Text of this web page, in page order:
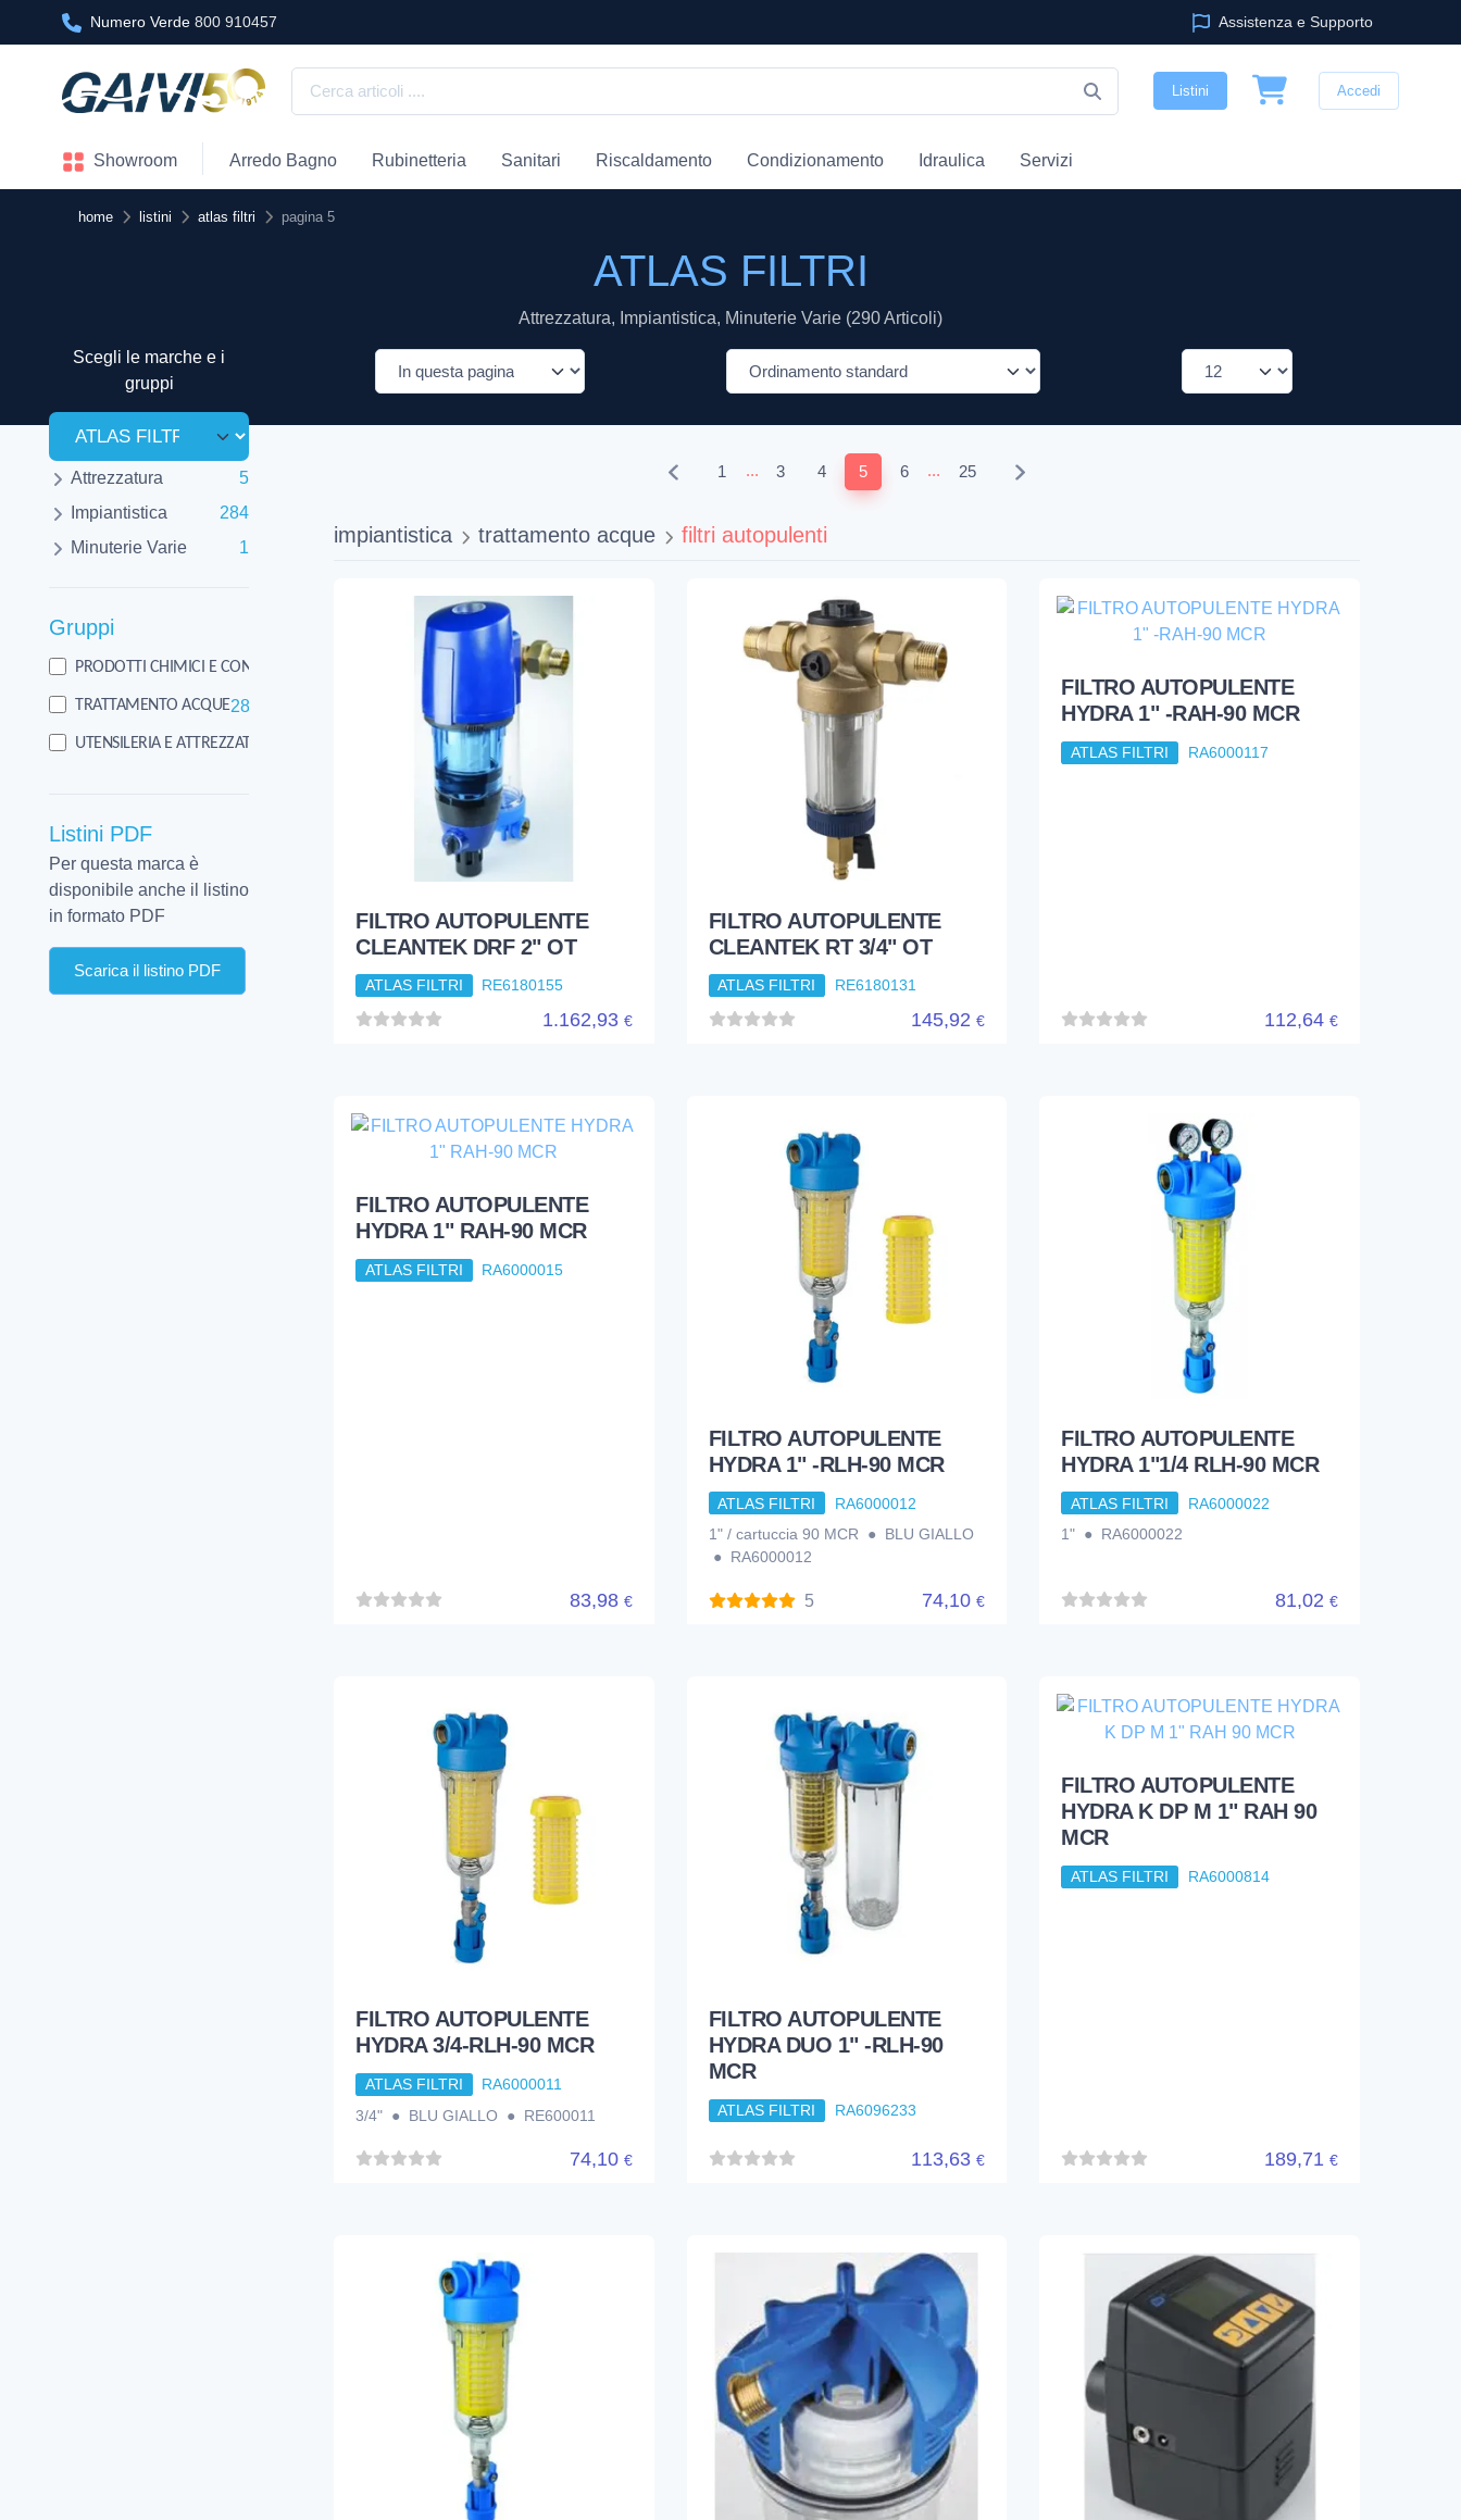
Numero Verde 800 910457 Assistenza e Supporto
Listini Accedi
Showroom Arredo Bagno Rubinetteria Sanitari Riscaldamento Condizionamento Idraulica Servizi
home listini atlas filtri pagina 5
ATLAS FILTRI
Attrezzatura, Impiantistica, Minuterie Varie (290 Articoli)
Scegli le marche e i
gruppi
Attrezzatura
5
Impiantistica
284
Minuterie Varie
1
Gruppi
PRODOTTI CHIMICI E CONSUMO
TRATTAMENTO ACQUE284
UTENSILERIA E ATTREZZATURA
Listini PDF
Per questa marca è
disponibile anche il listino
in formato PDF
Scarica il listino PDF
1 ... 3 4 5 6 ... 25
impiantistica trattamento acque filtri autopulenti
FILTRO AUTOPULENTE
CLEANTEK DRF 2" OT
ATLAS FILTRI RE6180155
1.162,93 €
FILTRO AUTOPULENTE
CLEANTEK RT 3/4" OT
ATLAS FILTRI RE6180131
145,92€
FILTRO AUTOPULENTE
HYDRA 1" -RAH-90 MCR
ATLAS FILTRI RA6000117
112,64 €
FILTRO AUTOPULENTE
HYDRA 1" RAH-90 MCR
ATLAS FILTRI RA6000015
83,98 €
FILTRO AUTOPULENTE
HYDRA 1" -RLH-90 MCR
ATLAS FILTRI
RA6000012
1" / cartuccia 90 MCR ● BLU GIALLO
● RA6000012
5 74,10€
FILTRO AUTOPULENTE
HYDRA 1"1/4 RLH-90 MCR
ATLAS FILTRI
RA6000022
1" ● RA6000022
81,02 €
FILTRO AUTOPULENTE
HYDRA 3/4-RLH-90 MCR
ATLAS FILTRI
RA6000011
3/4" ● BLU GIALLO ● RE600011
74,10 €
FILTRO AUTOPULENTE
HYDRA DUO 1" -RLH-90
MCR
ATLAS FILTRI RA6096233
113,63€
FILTRO AUTOPULENTE
HYDRA K DP M 1" RAH 90
MCR
ATLAS FILTRI RA6000814
189,71 €